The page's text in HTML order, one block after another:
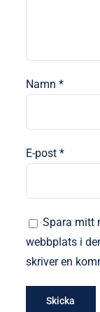
Namn *
E-post *
Spara mitt
webbplats i
skriver en